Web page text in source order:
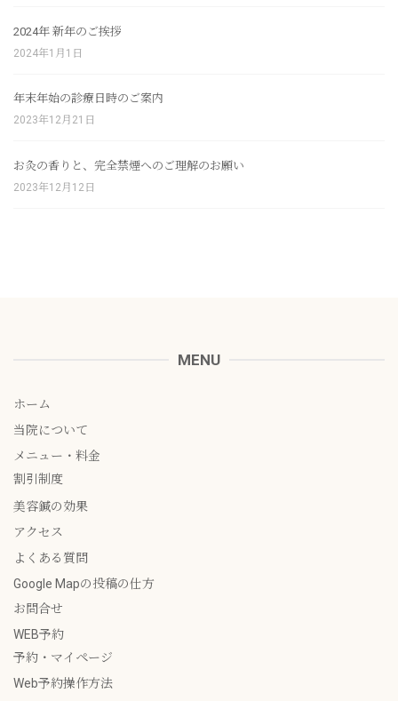
2024年 新年のご挨拶
2024年1月1日
年末年始の診療日時のご案内
2023年12月21日
お灸の香りと、完全禁煙へのご理解のお願い
2023年12月12日
MENU
ホーム
当院について
メニュー・料金
割引制度
美容鍼の効果
アクセス
よくある質問
Google Mapの投稿の仕方
お問合せ
WEB予約
予約・マイページ
Web予約操作方法